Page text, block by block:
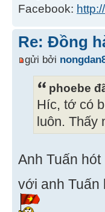
Facebook:
Re: Đồng
gửi bởi
phoebe
Híc, tớ có
luôn.
Anh Tuấn
với anh Tuấn